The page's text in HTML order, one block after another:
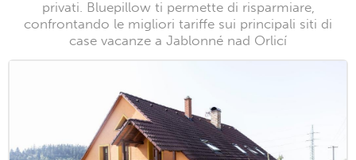
privati. Bluepillow ti permette di risparmiare,
confrontando le migliori tariffe sui principali siti di
case vacanze a Jablonné nad Orlicí